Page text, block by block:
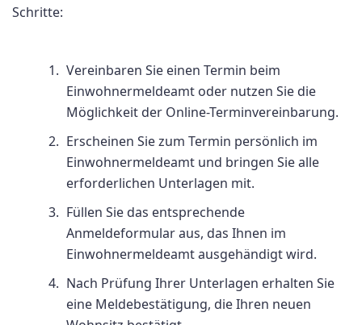
Schritte:
Vereinbaren Sie einen Termin beim
Einwohnermeldeamt oder nutzen Sie die
Möglichkeit der Online-Terminvereinbarung.
Erscheinen Sie zum Termin persönlich im
Einwohnermeldeamt und bringen Sie alle
erforderlichen Unterlagen mit.
Füllen Sie das entsprechende
Anmeldeformular aus, das Ihnen im
Einwohnermeldeamt ausgehändigt wird.
Nach Prüfung Ihrer Unterlagen erhalten Sie
eine Meldebestätigung, die Ihren neuen